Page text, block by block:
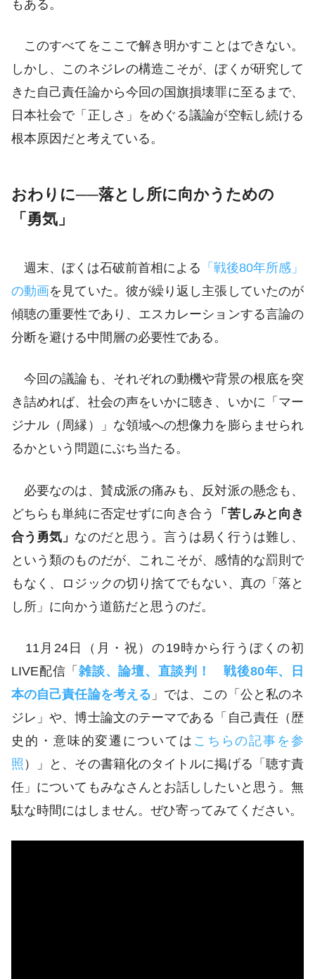
もある。
このすべてをここで解き明かすことはできない。
しかし、このネジレの構造こそが、ぼくが研究して
きた自己責任論から今回の国旗損壊罪に至るまで、
日本社会で「正しさ」をめぐる議論が空転し続ける
根本原因だと考えている。
おわりに──落とし所に向かうための
「勇気」
週末、ぼくは石破前首相による 「戦後80年所感」
の動画を見ていた。彼が繰り返し主張していたのが
傾聴の重要性であり、エスカレーションする言論の
分断を避ける中間層の必要性である。
今回の議論も、それぞれの動機や背景の根底を突
き詰めれば、社会の声をいかに聴き、いかに「マー
ジナル（周縁）」な領域への想像力を膨らませられ
るかという問題にぶち当たる。
必要なのは、賛成派の痛みも、反対派の懸念も、
どちらも単純に否定せずに向き合う
「苦しみと向き
合う勇気」 なのだと思う。言うは易く行うは難し、
という類のものだが、これこそが、感情的な罰則で
もなく、ロジックの切り捨てでもない、真の「落と
し所」に向かう道筋だと思うのだ。
11月24日（月・祝）の19時から行うぼくの初
LIVE配信「 雑談、論壇、直談判！ 戦後80年、日
本の自己責任論を考える 」では、この「公と私のネ
ジレ」や、博士論文のテーマである「自己責任（歴
史的・意味的変遷については こちらの記事を参
照 ）」と、その書籍化のタイトルに掲げる「聴す責
任」についてもみなさんとお話ししたいと思う。無
駄な時間にはしません。ぜひ寄ってみてください。